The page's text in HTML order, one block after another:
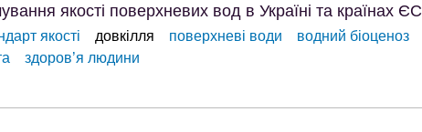
якості поверхневих вод в Україні та країнах ЄС
якості довкілля поверхневі води водний біоценоз
здоров’я людини